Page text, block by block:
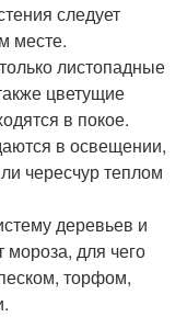
следует
месте.
листопадные
цветущие
в покое.
в освещении,
чересчур теплом
деревьев и
мороза, для чего
торфом,